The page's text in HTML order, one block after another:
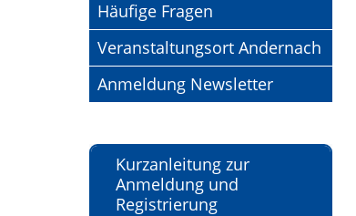
Häufige Fragen
Veranstaltungsort Andernach
Anmeldung Newsletter
Kurzanleitung zur
Anmeldung und
Registrierung